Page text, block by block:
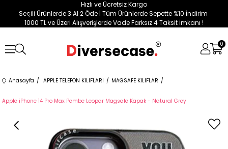
Hızlı ve Ücretsiz Kargo
Seçili Ürünlerde 3 Al 2 Öde | Tüm Ürünlerde Sepette %10 İndirim
1000 TL ve Üzeri Alışverişlerde Vade Farksız 4 Taksit İmkanı !
0
Anasayfa APPLE TELEFON KILIFLARI MAGSAFE KILIFLAR
Apple iPhone 14 Pro Max Pembe Leopar Magsafe Kapak - Natural Grey